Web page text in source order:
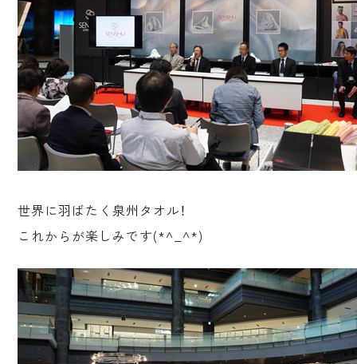
世界に羽ばたく泉州タオル！
これからが楽しみです(*^_^*)